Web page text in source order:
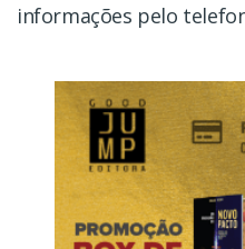
informações pelo